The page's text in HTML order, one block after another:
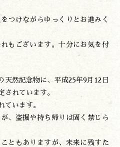
つけながらゆっくりとお進みく
もございます。十分にお気を付
天然記念物に、平成25年9月12日
されています。
ています。
、盗掘や持ち帰りは固く禁じら
ともありますが、未来に残すた